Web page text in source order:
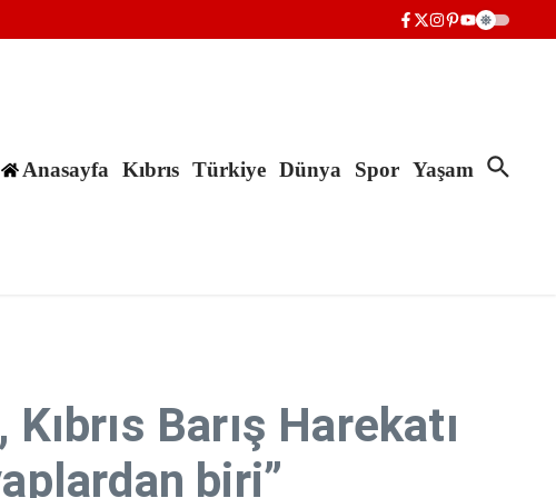
Anasayfa Kıbrıs Türkiye Dünya Spor Yaşam
Barış Harekatı
biri”